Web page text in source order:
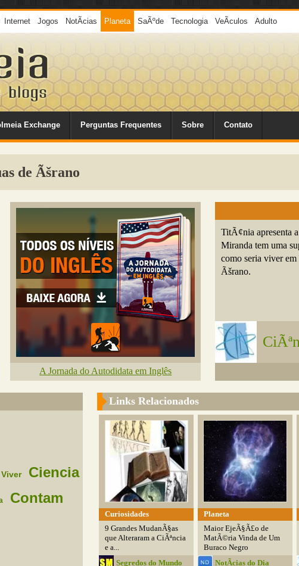
Internet Jogos NotÃ­cias Planeta SaÃºde Tecnologia VeÃ­culos Adulto
Exchange Perguntas Frequentes Sobre Contato
de Ãšrano
A Jornada do Autodidata em Inglês
TitÃ¢nia apresenta
Miranda tem uma
como seria viver
Ãšrano.
Viver Ciencia
Contam
Links Relacionados
Curiosidades
9 Grandes MudanÃ§as
que Alteraram a CiÃªncia
e a...
Segredos do Mundo
Planeta
Maior EjeÃ§Ã£o de
MatÃ©ria Vinda de Um
Buraco Negro
NotÃ­cias do Dia